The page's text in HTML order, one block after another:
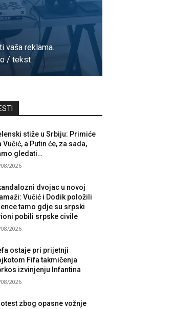
vaša reklama.
/ tekst
stiže u Srbiju: Primiće
Vučić, a Putin će, za sada,
gledati…
2026
dvojac u novoj
Vučić i Dodik položili
tamo gdje su srpski
pobili srpske civile
2026
ostaje pri prijetnji
Fifa takmičenja
izvinjenju Infantina
2026
zbog opasne vožnje